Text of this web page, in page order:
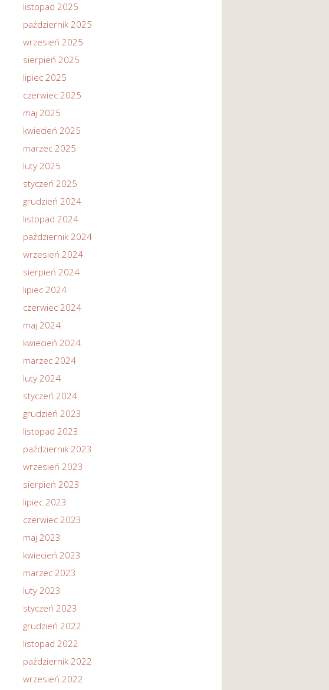
listopad 2025
październik 2025
wrzesień 2025
sierpień 2025
lipiec 2025
czerwiec 2025
maj 2025
kwiecień 2025
marzec 2025
luty 2025
styczeń 2025
grudzień 2024
listopad 2024
październik 2024
wrzesień 2024
sierpień 2024
lipiec 2024
czerwiec 2024
maj 2024
kwiecień 2024
marzec 2024
luty 2024
styczeń 2024
grudzień 2023
listopad 2023
październik 2023
wrzesień 2023
sierpień 2023
lipiec 2023
czerwiec 2023
maj 2023
kwiecień 2023
marzec 2023
luty 2023
styczeń 2023
grudzień 2022
listopad 2022
październik 2022
wrzesień 2022